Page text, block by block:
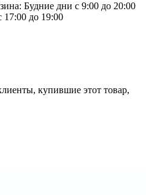
Будние дни с 9:00 до 20:00
17:00 до 19:00
купившие этот товар,